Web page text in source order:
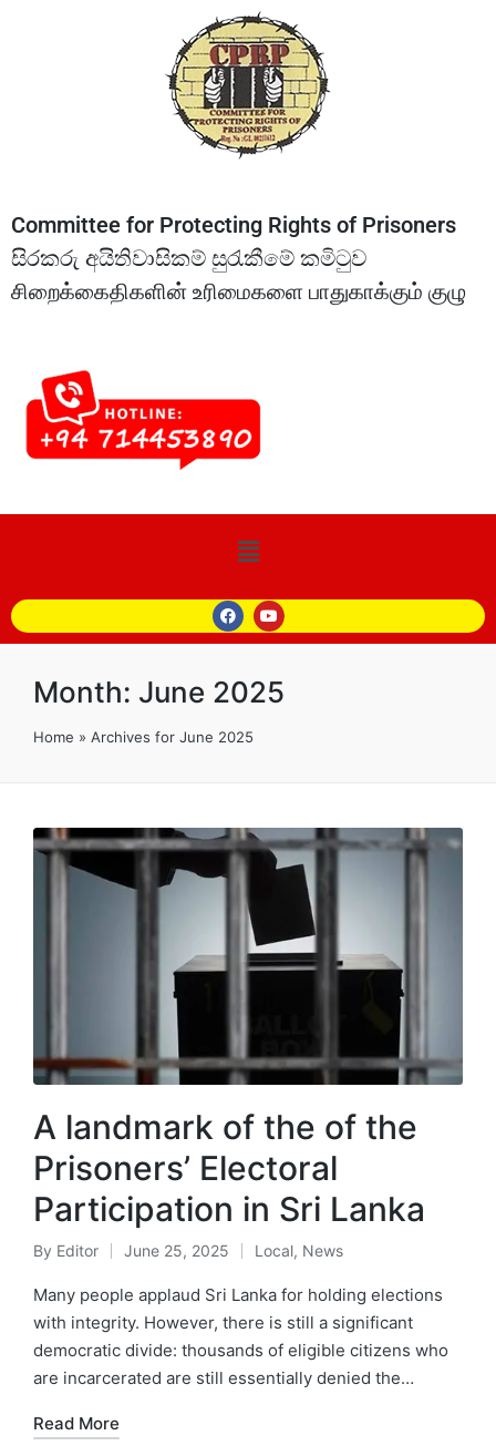
Committee for Protecting Rights of Prisoners
සිරකරු අයිතිවාසිකම් සුරැකීමේ කමිටුව
சிறைக்கைதிகளின் உரிமைகளை பாதுகாக்கும் குழு
Month: June 2025
Home » Archives for June 2025
A landmark of the of the
Prisoners’ Electoral
Participation in Sri Lanka
By Editor June 25, 2025 Local, News
Many people applaud Sri Lanka for holding elections
with integrity. However, there is still a significant
democratic divide: thousands of eligible citizens who
are incarcerated are still essentially denied the…
Read More